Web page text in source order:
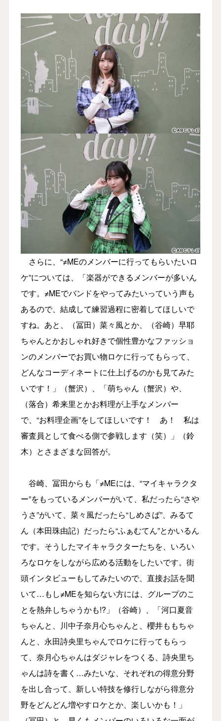
さらに、“≠MEのメンバーに行ってもらいたいロ
ケ”については、「楽器ができるメンバーが多いん
です。≠MEでバンドをやってみたいっていう声も
あるので、結成して練習過程に密着してほしいで
すね。あと、（冨田）菜々風とか、（谷崎）早耶
ちゃんとかおしゃれ好きで個性豊かなファッショ
ンのメンバーでお買い物ロケに行ってもらって、
どんなコーディネートに仕上げるのかも見てみた
いです！」（蟹沢）、「萌ちゃん（蟹沢）や、
（落合）希来里とかお料理が上手なメンバー
で、“お料理企画”をしてほしいです！ あ！ 私は
審査員として食べる側で参戦します（笑）」（鈴
木）とさまざまな回答が。
谷崎、冨田からも「≠MEには、“マイキャラクタ
ー”をもっているメンバーがいて、私だったら“さや
うさ”がいて、菜々風だったら“しめさば”、みるて
ん（本田珠由記）だったら“ふぁむてん”とかいるん
です。そうしたマイキャラクターたちを、いろい
ろなロケをしながら広める活動をしたいです。街
頭インタビューもしてみたいので、直接お話を聞
いて…もし≠MEを知らない方には、グループのこ
とを熱弁しちゃうかも!?」（谷崎）、「河口夏音
ちゃんと、川中子奈月心ちゃんと、櫻井ももちゃ
んと、永田詩央里ちゃんでロケに行ってもらっ
て、奈月心ちゃんはダジャレをつくる、詩央里ち
ゃんは詩を書く…みたいな、それぞれの得意分野
を出し合って、新しい特技を修行しながら得意分
野をどんどん増やすロケとか、楽しいかも！」